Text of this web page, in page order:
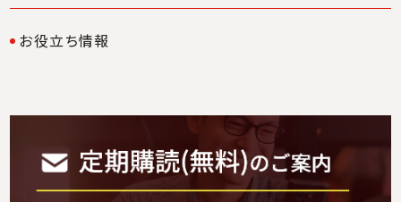
お役立ち情報